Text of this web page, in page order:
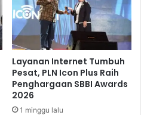
Layanan Internet Tumbuh
Pesat, PLN Icon Plus Raih
Penghargaan SBBI Awards
2026
1 minggu lalu